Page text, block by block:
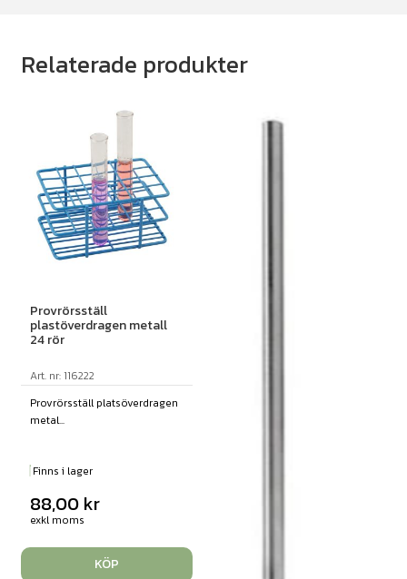
Relaterade produkter
Provrörsställ
plastöverdragen metall
24 rör
Art. nr: 116222
Provrörsställ platsöverdragen
metal...
Finns i lager
88,00 kr
exkl moms
KÖP